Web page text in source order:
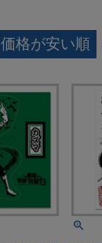
価格が安い順